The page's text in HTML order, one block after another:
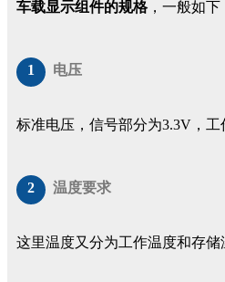
车载显示组件的规格，一般如下
1 电压
标准电压，信号部分为3.3V，工
2 温度要求
这里温度又分为工作温度和存